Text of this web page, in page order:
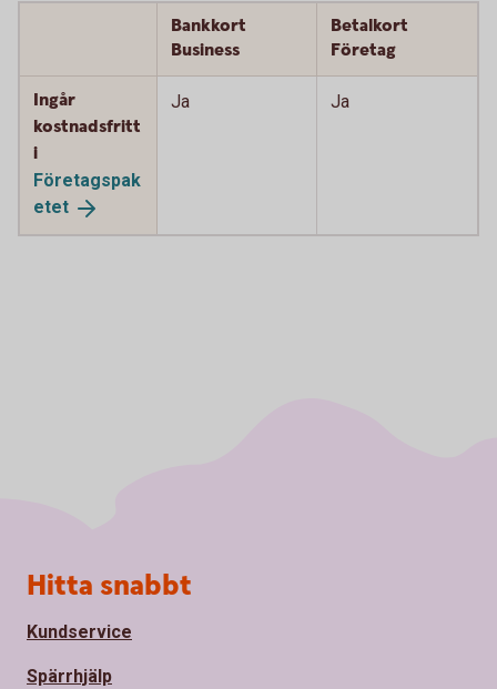
Bankkort
Business
Betalkort
Företag
Ingår
kostnadsfritt
i
Företagspak
etet
Ja Ja
Sidfot
Hitta snabbt
Kundservice
Spärrhjälp